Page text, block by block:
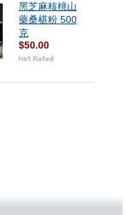
黑芝麻核桃山
藥桑椹粉 500
克
$50.00